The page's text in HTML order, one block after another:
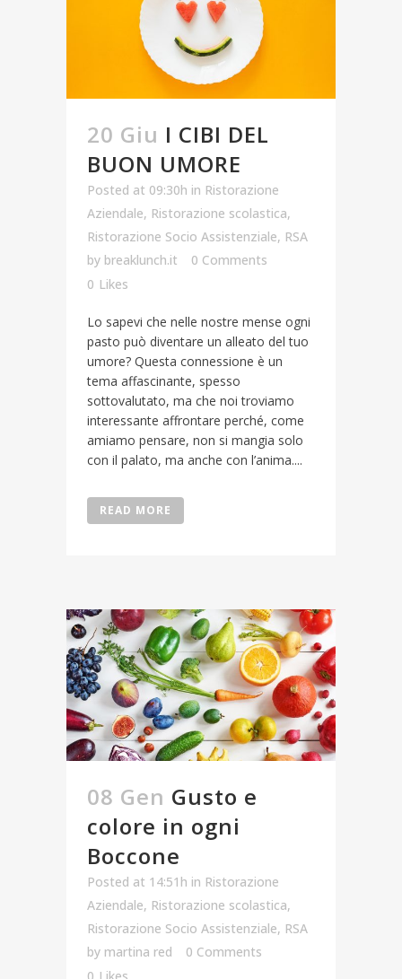
20 Giu I CIBI DEL
BUON UMORE
Posted at 09:30h in Ristorazione
Aziendale, Ristorazione scolastica,
Ristorazione Socio Assistenziale, RSA
by breaklunch.it
0 Comments
0 Likes
Lo sapevi che nelle nostre mense ogni
pasto può diventare un alleato del tuo
umore? Questa connessione è un
tema affascinante, spesso
sottovalutato, ma che noi troviamo
interessante affrontare perché, come
amiamo pensare, non si mangia solo
con il palato, ma anche con l’anima....
READ MORE
08 Gen Gusto e
colore in ogni
Boccone
Posted at 14:51h in Ristorazione
Aziendale, Ristorazione scolastica,
Ristorazione Socio Assistenziale, RSA
by martina red
0 Comments